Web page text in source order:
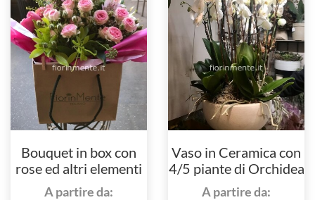
Bouquet in box con
rose ed altri elementi
floreali
A partire da:
Vaso in Ceramica con
4/5 piante di Orchidea
Phalaenopsis
A partire da: